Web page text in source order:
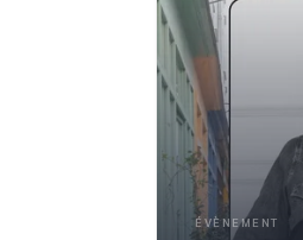
ÉVÈNEMENT